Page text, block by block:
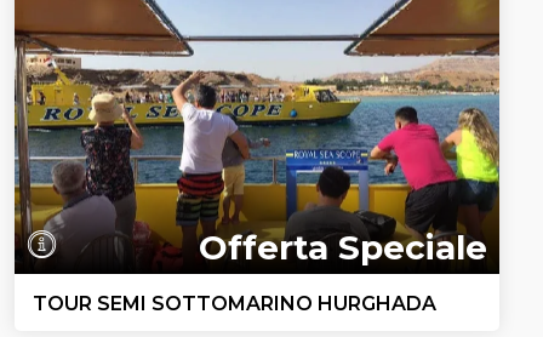
Offerta Speciale
TOUR SEMI SOTTOMARINO HURGHADA